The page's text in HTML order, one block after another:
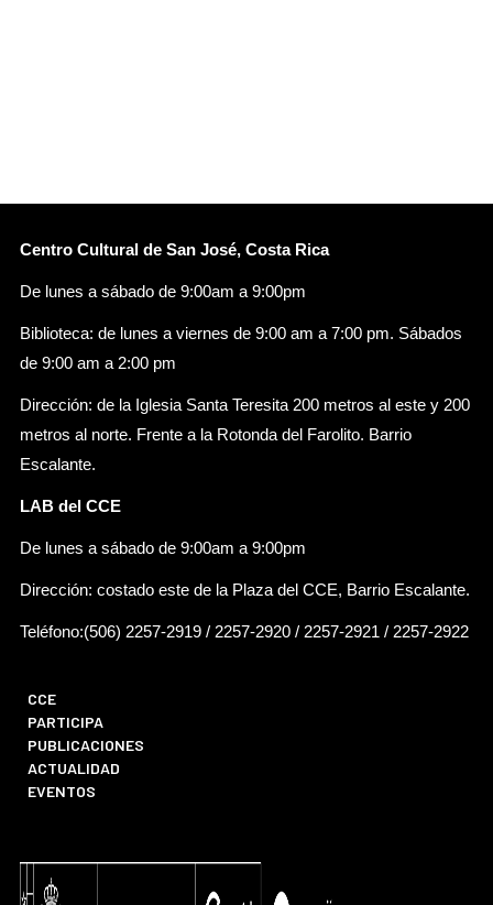
Centro Cultural de San José, Costa Rica
De lunes a sábado de 9:00am a 9:00pm
Biblioteca: de lunes a viernes de 9:00 am a 7:00 pm. Sábados
de 9:00 am a 2:00 pm
Dirección: de la Iglesia Santa Teresita 200 metros al este y 200
metros al norte. Frente a la Rotonda del Farolito. Barrio
Escalante.
LAB del CCE
De lunes a sábado de 9:00am a 9:00pm
Dirección: costado este de la Plaza del CCE, Barrio Escalante.
Teléfono:(506) 2257-2919 / 2257-2920 / 2257-2921 / 2257-2922
CCE
PARTICIPA
PUBLICACIONES
ACTUALIDAD
EVENTOS